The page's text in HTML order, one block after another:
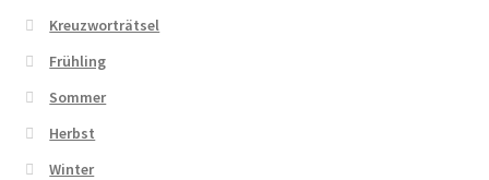
Kreuzworträtsel
Frühling
Sommer
Herbst
Winter